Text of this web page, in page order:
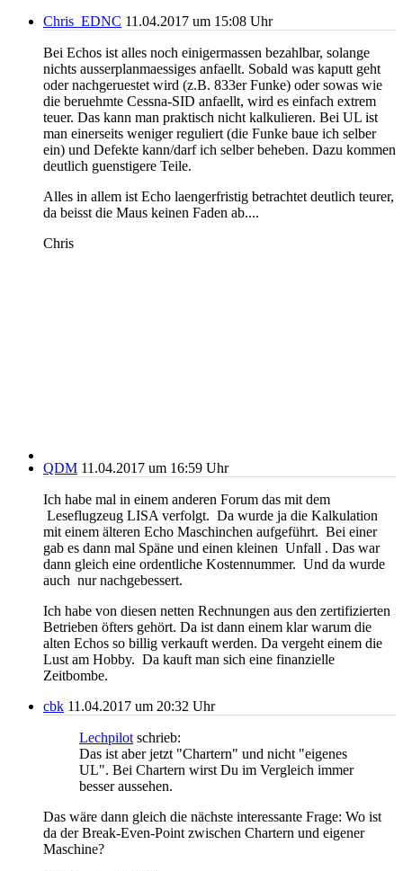
Chris_EDNC 11.04.2017 um 15:08 Uhr
Bei Echos ist alles noch einigermassen bezahlbar, solange
nichts ausserplanmaessiges anfaellt. Sobald was kaputt geht
oder nachgeruestet wird (z.B. 833er Funke) oder sowas wie
die beruehmte Cessna-SID anfaellt, wird es einfach extrem
teuer. Das kann man praktisch nicht kalkulieren. Bei UL ist
man einerseits weniger reguliert (die Funke baue ich selber
ein) und Defekte kann/darf ich selber beheben. Dazu kommen
deutlich guenstigere Teile.
Alles in allem ist Echo laengerfristig betrachtet deutlich teurer,
da beisst die Maus keinen Faden ab....
Chris
QDM 11.04.2017 um 16:59 Uhr
Ich habe mal in einem anderen Forum das mit dem
Leseflugzeug LISA verfolgt. Da wurde ja die Kalkulation
mit einem älteren Echo Maschinchen aufgeführt. Bei einer
gab es dann mal Späne und einen kleinen Unfall . Das war
dann gleich eine ordentliche Kostennummer. Und da wurde
auch nur nachgebessert.
Ich habe von diesen netten Rechnungen aus den zertifizierten
Betrieben öfters gehört. Da ist dann einem klar warum die
alten Echos so billig verkauft werden. Da vergeht einem die
Lust am Hobby. Da kauft man sich eine finanzielle
Zeitbombe.
cbk 11.04.2017 um 20:32 Uhr
Lechpilot schrieb:
Das ist aber jetzt "Chartern" und nicht "eigenes
UL". Bei Chartern wirst Du im Vergleich immer
besser aussehen.
Das wäre dann gleich die nächste interessante Frage: Wo ist
da der Break-Even-Point zwischen Chartern und eigener
Maschine?